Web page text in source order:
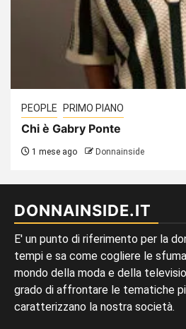
PEOPLE PRIMO PIANO
Chi è Gabry Ponte
1 mese ago Donnainside
DONNAINSIDE.IT
E' un punto di riferimento per la
tempi e sa come cogliere le
mondo della moda e della
grado di affrontare le tematiche
caratterizzano la nostra società.